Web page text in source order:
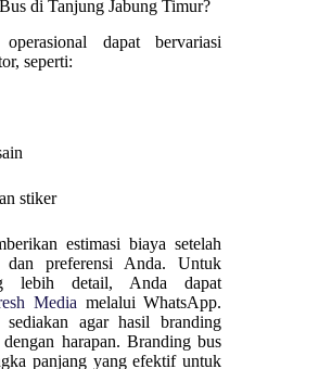
di Tanjung Jabung Timur?
dapat bervariasi
seperti:
stiker
estimasi biaya setelah
dan preferensi Anda. Untuk
lebih detail, Anda dapat
Media melalui WhatsApp.
agar hasil branding
harapan. Branding bus
panjang yang efektif untuk